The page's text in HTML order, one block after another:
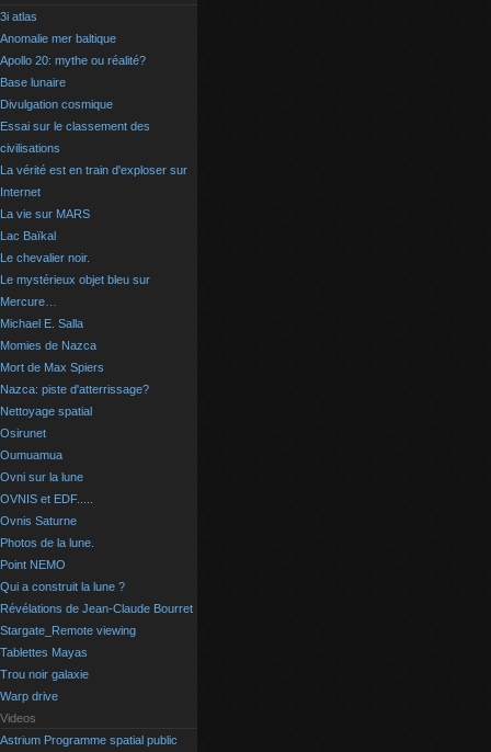
3i atlas
Anomalie mer baltique
Apollo 20: mythe ou réalité?
Base lunaire
Divulgation cosmique
Essai sur le classement des
civilisations
La vérité est en train d'exploser sur
Internet
La vie sur MARS
Lac Baïkal
Le chevalier noir.
Le mystérieux objet bleu sur
Mercure…
Michael E. Salla
Momies de Nazca
Mort de Max Spiers
Nazca: piste d'atterrissage?
Nettoyage spatial
Osirunet
Oumuamua
Ovni sur la lune
OVNIS et EDF.....
Ovnis Saturne
Photos de la lune.
Point NEMO
Qui a construit la lune ?
Révélations de Jean-Claude Bourret
Stargate_Remote viewing
Tablettes Mayas
Trou noir galaxie
Warp drive
Videos
Astrium Programme spatial public